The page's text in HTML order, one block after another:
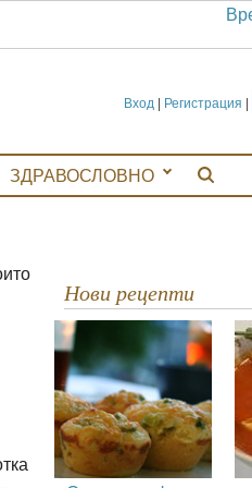
Вход | Регистрация |
ЗДРАВОСЛОВНО
Нови рецепти